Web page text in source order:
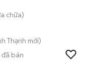
chữa)
Thạnh mới)
đã bán